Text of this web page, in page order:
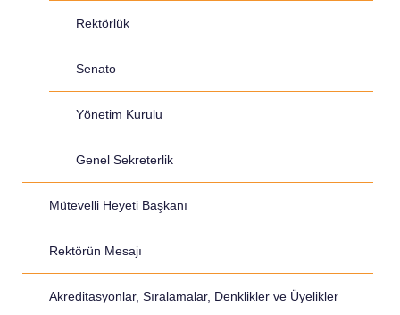
Rektörlük
Senato
Yönetim Kurulu
Genel Sekreterlik
Mütevelli Heyeti Başkanı
Rektörün Mesajı
Akreditasyonlar, Sıralamalar, Denklikler ve Üyelikler